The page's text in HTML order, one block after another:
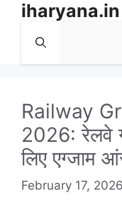
Skip
content
iharyana.in
Railway
2026: रेलवे
लिए एग्जाम
February 17, 2026